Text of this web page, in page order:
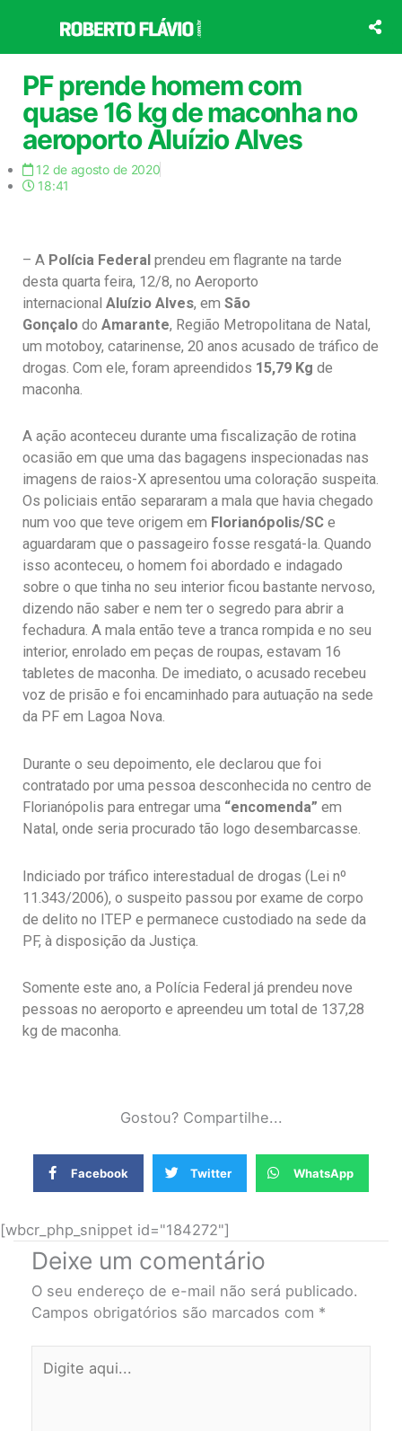
o
conteúdo
PF prende homem com
quase 16 kg de maconha no
aeroporto Aluízio Alves
12 de agosto de 2020
18:41
– A Polícia Federal prendeu em flagrante na tarde
desta quarta feira, 12/8, no Aeroporto
internacional Aluízio Alves, em São
Gonçalo do Amarante, Região Metropolitana de Natal,
um motoboy, catarinense, 20 anos acusado de tráfico de
drogas. Com ele, foram apreendidos 15,79 Kg de
maconha.
A ação aconteceu durante uma fiscalização de rotina
ocasião em que uma das bagagens inspecionadas nas
imagens de raios-X apresentou uma coloração suspeita.
Os policiais então separaram a mala que havia chegado
num voo que teve origem em Florianópolis/SC e
aguardaram que o passageiro fosse resgatá-la. Quando
isso aconteceu, o homem foi abordado e indagado
sobre o que tinha no seu interior ficou bastante nervoso,
dizendo não saber e nem ter o segredo para abrir a
fechadura. A mala então teve a tranca rompida e no seu
interior, enrolado em peças de roupas, estavam 16
tabletes de maconha. De imediato, o acusado recebeu
voz de prisão e foi encaminhado para autuação na sede
da PF em Lagoa Nova.
Durante o seu depoimento, ele declarou que foi
contratado por uma pessoa desconhecida no centro de
Florianópolis para entregar uma “encomenda” em
Natal, onde seria procurado tão logo desembarcasse.
Indiciado por tráfico interestadual de drogas (Lei nº
11.343/2006), o suspeito passou por exame de corpo
de delito no ITEP e permanece custodiado na sede da
PF, à disposição da Justiça.
Somente este ano, a Polícia Federal já prendeu nove
pessoas no aeroporto e apreendeu um total de 137,28
kg de maconha.
Gostou? Compartilhe...
Facebook Twitter WhatsApp
[wbcr_php_snippet id="184272"]
Deixe um comentário
O seu endereço de e-mail não será publicado.
Campos obrigatórios são marcados com *
aqui...